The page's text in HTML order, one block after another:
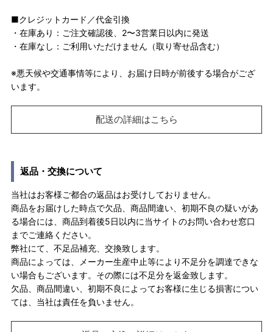
■クレジットカード／代金引換
・在庫あり：ご注文確認後、2〜3営業日以内に発送
・在庫なし：ご利用いただけません（取り寄せ品含む）
※悪天候や交通事情等により、お届け日時が前後する場合がござ
います。
配送の詳細はこちら
返品・交換について
当社はお客様ご都合の返品はお受けしておりません。
商品をお届けした時点で欠品、商品間違い、初期不良の疑いがあ
る場合には、商品到着後5日以内に当サイトのお問い合わせ窓口
までご連絡ください。
弊社にて、不足品補充、交換致します。
商品によっては、メーカー生産中止等により不足分を調達できな
い場合もございます。その際には不足分を返金致します。
欠品、商品間違い、初期不良によってお客様に生じる損害につい
ては、当社は責任を負いません。